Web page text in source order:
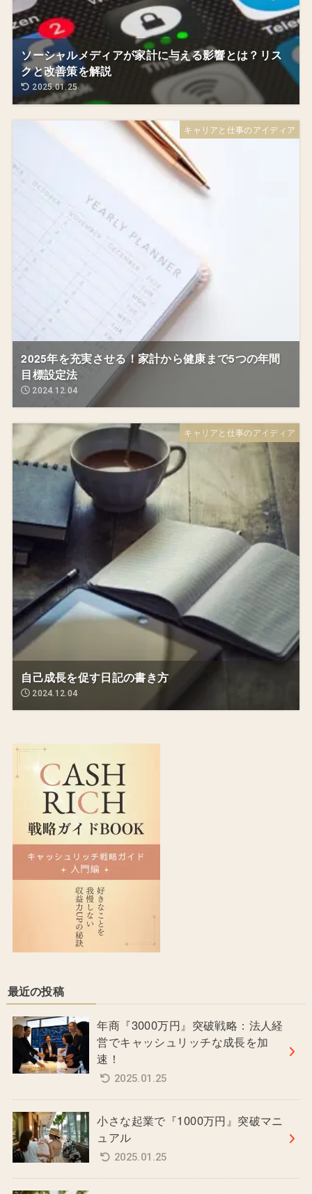
ソーシャルメディアが家計に与える影響とは？リス
クと改善策を解説
2025.01.25
キャリアと仕事のアイディア
2025年を充実させる！家計から健康まで5つの年間
目標設定法
2024.12.04
キャリアと仕事のアイディア
自己成長を促す日記の書き方
2024.12.04
最近の投稿
年商『3000万円』突破戦略：法人経
営でキャッシュリッチな成長を加
速！
2025.01.25
小さな起業で『1000万円』突破マニ
ュアル
2025.01.25